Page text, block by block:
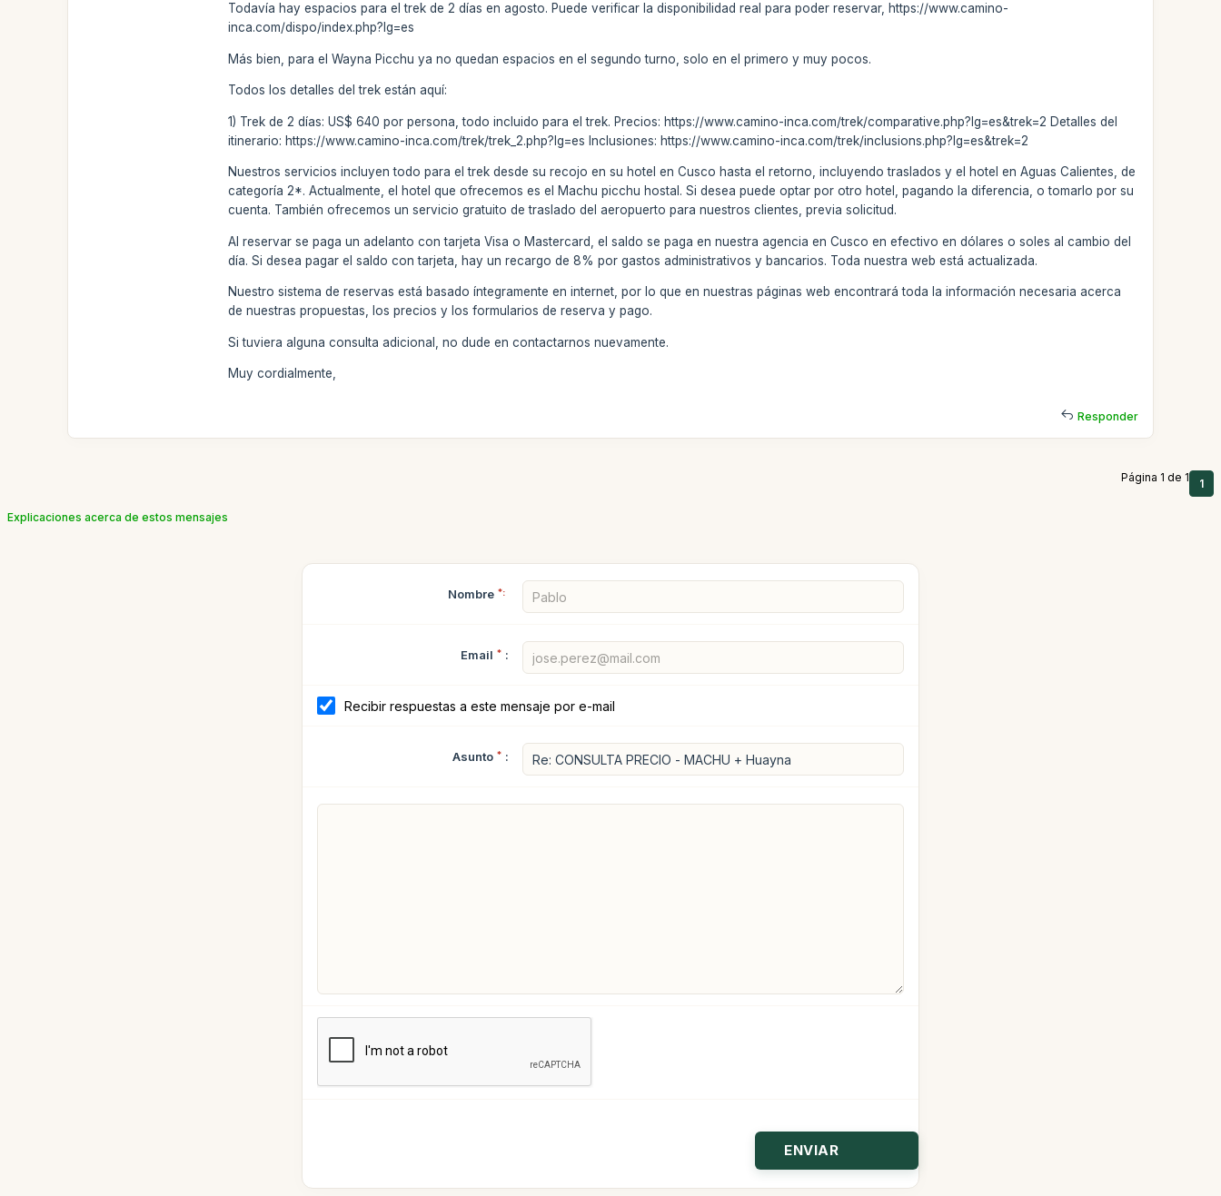
Todavía hay espacios para el trek de 2 días en agosto. Puede verificar la disponibilidad real para poder reservar, https://www.camino-
inca.com/dispo/index.php?lg=es
Más bien, para el Wayna Picchu ya no quedan espacios en el segundo turno, solo en el primero y muy pocos.
Todos los detalles del trek están aquí:
1) Trek de 2 días: US$ 640 por persona, todo incluido para el trek. Precios: https://www.camino-inca.com/trek/comparative.php?lg=es&trek=2 Detalles del
itinerario: https://www.camino-inca.com/trek/trek_2.php?lg=es Inclusiones: https://www.camino-inca.com/trek/inclusions.php?lg=es&trek=2
Nuestros servicios incluyen todo para el trek desde su recojo en su hotel en Cusco hasta el retorno, incluyendo traslados y el hotel en Aguas Calientes, de
categoría 2*. Actualmente, el hotel que ofrecemos es el Machu picchu hostal. Si desea puede optar por otro hotel, pagando la diferencia, o tomarlo por su
cuenta. También ofrecemos un servicio gratuito de traslado del aeropuerto para nuestros clientes, previa solicitud.
Al reservar se paga un adelanto con tarjeta Visa o Mastercard, el saldo se paga en nuestra agencia en Cusco en efectivo en dólares o soles al cambio del
día. Si desea pagar el saldo con tarjeta, hay un recargo de 8% por gastos administrativos y bancarios. Toda nuestra web está actualizada.
Nuestro sistema de reservas está basado íntegramente en internet, por lo que en nuestras páginas web encontrará toda la información necesaria acerca
de nuestras propuestas, los precios y los formularios de reserva y pago.
Si tuviera alguna consulta adicional, no dude en contactarnos nuevamente.
Muy cordialmente,
Responder
Página 1 de 1 1
Explicaciones acerca de estos mensajes
Nombre *:
Email * :
Recibir respuestas a este mensaje por e-mail
Asunto * :